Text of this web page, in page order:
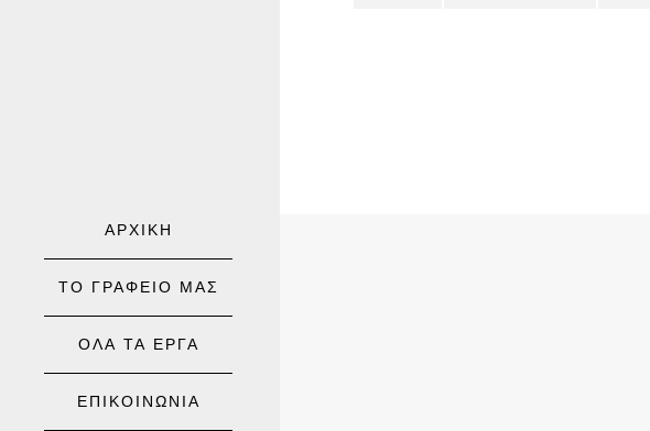
ΑΡΧΙΚΗ
ΤΟ ΓΡΑΦΕΙΟ ΜΑΣ
ΟΛΑ ΤΑ ΕΡΓΑ
ΕΠΙΚΟΙΝΩΝΙΑ